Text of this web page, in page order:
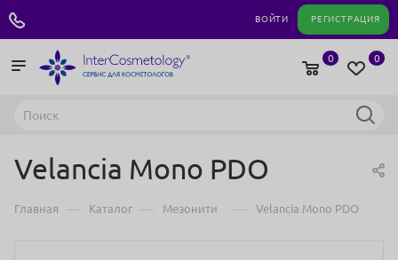
ВОЙТИ РЕГИСТРАЦИЯ
0
0
Velancia Mono PDO
Главная — Каталог — Мезонити — Velancia Mono PDO